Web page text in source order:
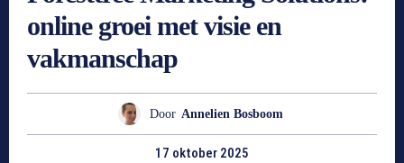
online groei met visie en
vakmanschap
Door Annelien Bosboom
17 oktober 2025